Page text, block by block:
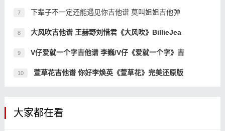
7 下辈子不一定还能遇见你吉他谱 莫叫姐姐吉他弹
8 大风吹吉他谱 王赫野刘惜君《大风吹》BillieJea
9 V仔爱就一个字吉他谱 李巍/V仔《爱就一个字》吉
10 萱草花吉他谱 你好李焕英《萱草花》完美还原版
大家都在看